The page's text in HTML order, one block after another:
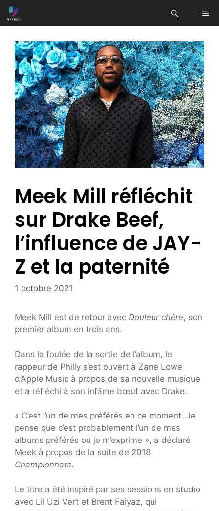
Aller
au
Meek Mill réfléchit
sur Drake Beef,
l’influence de JAY-
Z et la paternité
1 octobre 2021
Meek Mill est de retour avec Douleur chère, son
premier album en trois ans.
Dans la foulée de la sortie de l’album, le
rappeur de Philly s’est ouvert à Zane Lowe
d’Apple Music à propos de sa nouvelle musique
et a réfléchi à son infâme bœuf avec Drake.
« C’est l’un de mes préférés en ce moment. Je
pense que c’est probablement l’un de mes
albums préférés où je m’exprime », a déclaré
Meek à propos de la suite de 2018
Championnats.
Le titre a été inspiré par ses sessions en studio
avec Lil Uzi Vert et Brent Faiyaz, qui